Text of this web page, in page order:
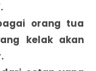
orang tua
kelak akan